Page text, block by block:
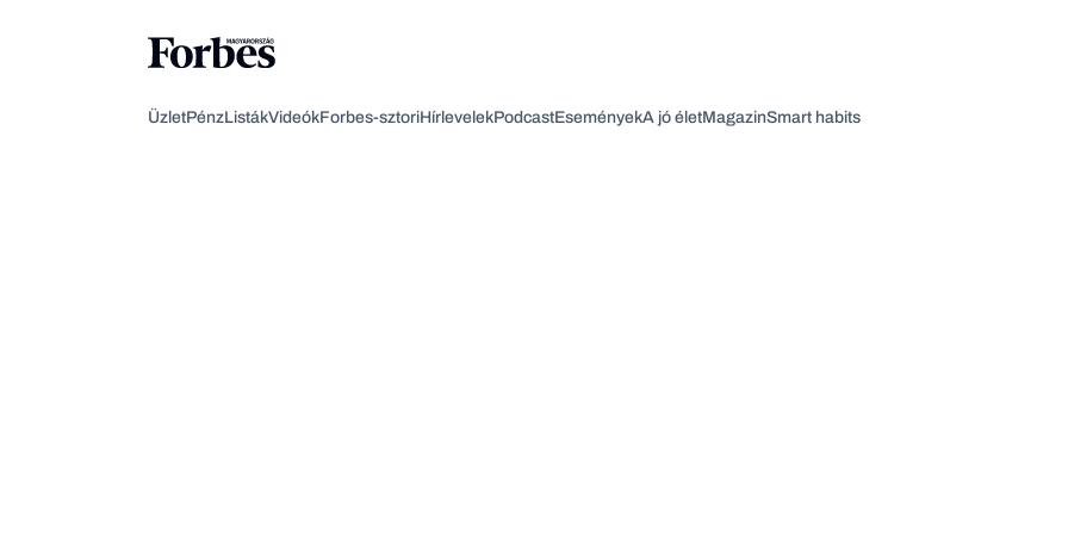
ÜzletPénzListákVideókForbes-sztoriHírlevelekPodcastEseményekA jó életMagazinSmart habits